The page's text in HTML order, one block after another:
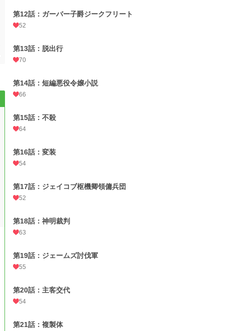
第12話：ガーバー子爵ジークフリート
52
第13話：脱出行
70
第14話：短編悪役令嬢小説
66
第15話：不殺
64
第16話：変装
54
第17話：ジェイコブ枢機卿領傭兵団
52
第18話：神明裁判
63
第19話：ジェームズ討伐軍
55
第20話：主客交代
54
第21話：複製体